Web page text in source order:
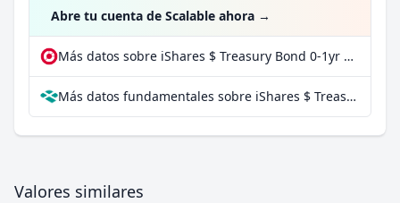
Abre tu cuenta de Scalable ahora →
Más datos sobre iShares $ Treasury Bond 0-1yr UCITS ETF USD (Dist) en extraETF
Más datos fundamentales sobre iShares $ Treasury Bond 0-1yr UCITS ETF USD (Dist) en Parqet
Valores similares